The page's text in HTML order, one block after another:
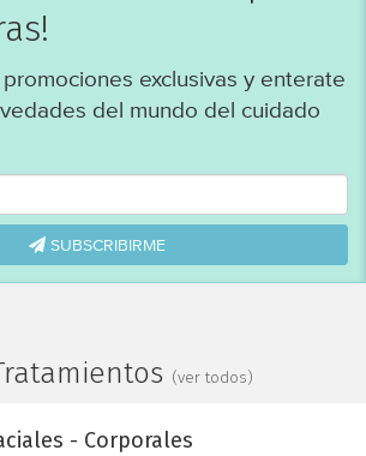
exclusivas y enterate
del mundo del cuidado
SUBSCRIBIRME
(ver todos)
- Corporales